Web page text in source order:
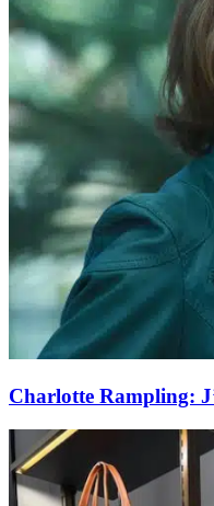
Charlotte Rampling: